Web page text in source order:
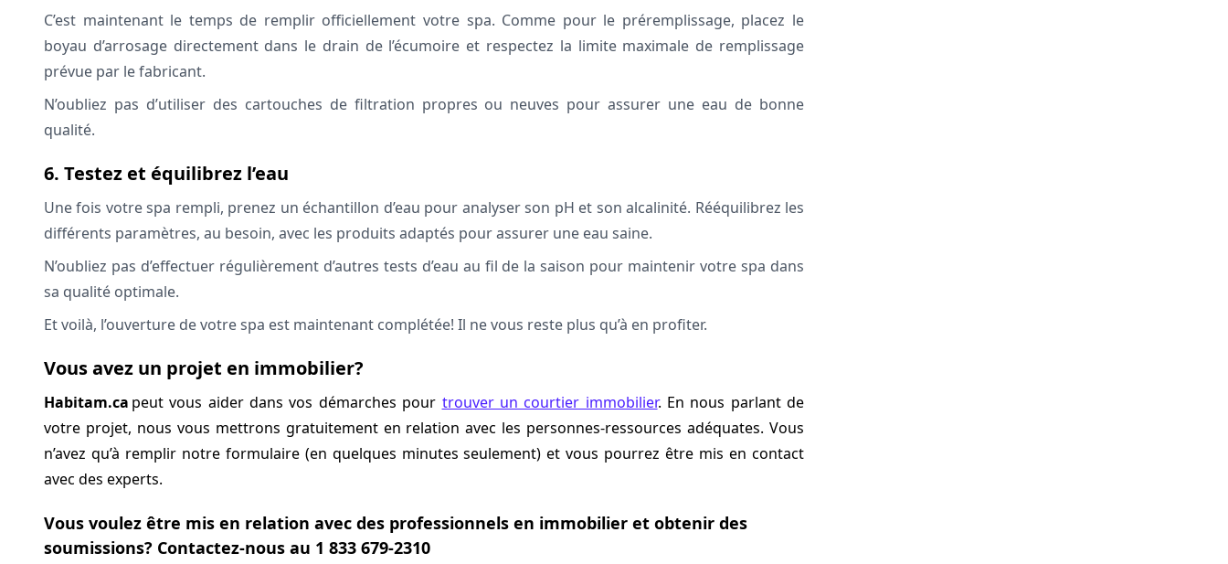
C’est maintenant le temps de remplir officiellement votre spa. Comme pour le préremplissage, placez le
boyau d’arrosage directement dans le drain de l’écumoire et respectez la limite maximale de remplissage
prévue par le fabricant.
N’oubliez pas d’utiliser des cartouches de filtration propres ou neuves pour assurer une eau de bonne
qualité.
6. Testez et équilibrez l’eau
Une fois votre spa rempli, prenez un échantillon d’eau pour analyser son pH et son alcalinité. Rééquilibrez les
différents paramètres, au besoin, avec les produits adaptés pour assurer une eau saine.
N’oubliez pas d’effectuer régulièrement d’autres tests d’eau au fil de la saison pour maintenir votre spa dans
sa qualité optimale.
Et voilà, l’ouverture de votre spa est maintenant complétée! Il ne vous reste plus qu’à en profiter.
Vous avez un projet en immobilier?
Habitam.ca peut vous aider dans vos démarches pour trouver un courtier immobilier. En nous parlant de
votre projet, nous vous mettrons gratuitement en relation avec les personnes-ressources adéquates. Vous
n’avez qu’à remplir notre formulaire (en quelques minutes seulement) et vous pourrez être mis en contact
avec des experts.
Vous voulez être mis en relation avec des professionnels en immobilier et obtenir des
soumissions? Contactez-nous au 1 833 679-2310